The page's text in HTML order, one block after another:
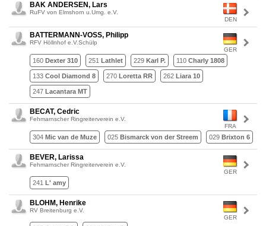
DEN
BAK ANDERSEN, Lars
RuFV von Elmshorn u.Umg. e.V.
GER
BATTERMANN-VOSS, Philipp
RFV Höllnhof e.V.Schülp
160 Dexter 310 251 Lathlet 229 Karl P. 110 Charly 1808
133 Cool Diamond 8 270 Loretta RR 262 Liara 10
247 Lacantara MT
FRA
BECAT, Cedric
Fehmarnscher Ringreiterverein e.V.
304 Mic van de Muze 025 Bismarck von der Streem 029 Brixton 6
GER
BEVER, Larissa
Fehmarnscher Ringreiterverein e.V.
241 L' amy
GER
BLOHM, Henrike
RV Breitenburg e.V.